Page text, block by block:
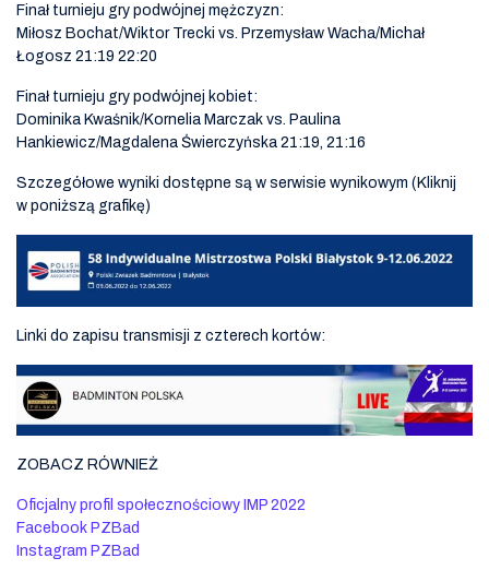
Finał turnieju gry podwójnej mężczyzn:
Miłosz Bochat/Wiktor Trecki vs. Przemysław Wacha/Michał
Łogosz 21:19 22:20
Finał turnieju gry podwójnej kobiet:
Dominika Kwaśnik/Kornelia Marczak vs. Paulina
Hankiewicz/Magdalena Świerczyńska 21:19, 21:16
Szczegółowe wyniki dostępne są w serwisie wynikowym (Kliknij
w poniższą grafikę)
Linki do zapisu transmisji z czterech kortów:
ZOBACZ RÓWNIEŻ
Oficjalny profil społecznościowy IMP 2022
Facebook PZBad
Instagram PZBad